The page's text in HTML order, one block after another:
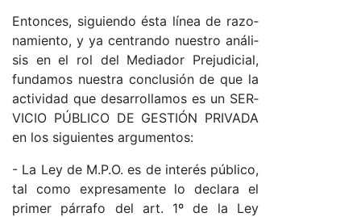
En­ton­ce­s, si­guien­do és­ta lí­nea de ra­zo­
na­mien­to, y ya cen­tran­do nues­tro aná­li­
sis en el rol del Me­dia­dor Pre­ju­di­cia­l,
fun­da­mos nues­tra con­clu­sión de que la
ac­ti­vi­dad que de­sa­rro­lla­mos es un SER­
VI­CIO PÚ­BLI­CO DE GES­TIÓN PRI­VA­DA
en los si­guien­tes ar­gu­men­to­s:
- La Ley de M.­P.O. es de in­te­rés pú­bli­co,
tal co­mo ex­pre­sa­men­te lo de­cla­ra el
pri­mer pá­rra­fo del ar­t. 1º de la Ley